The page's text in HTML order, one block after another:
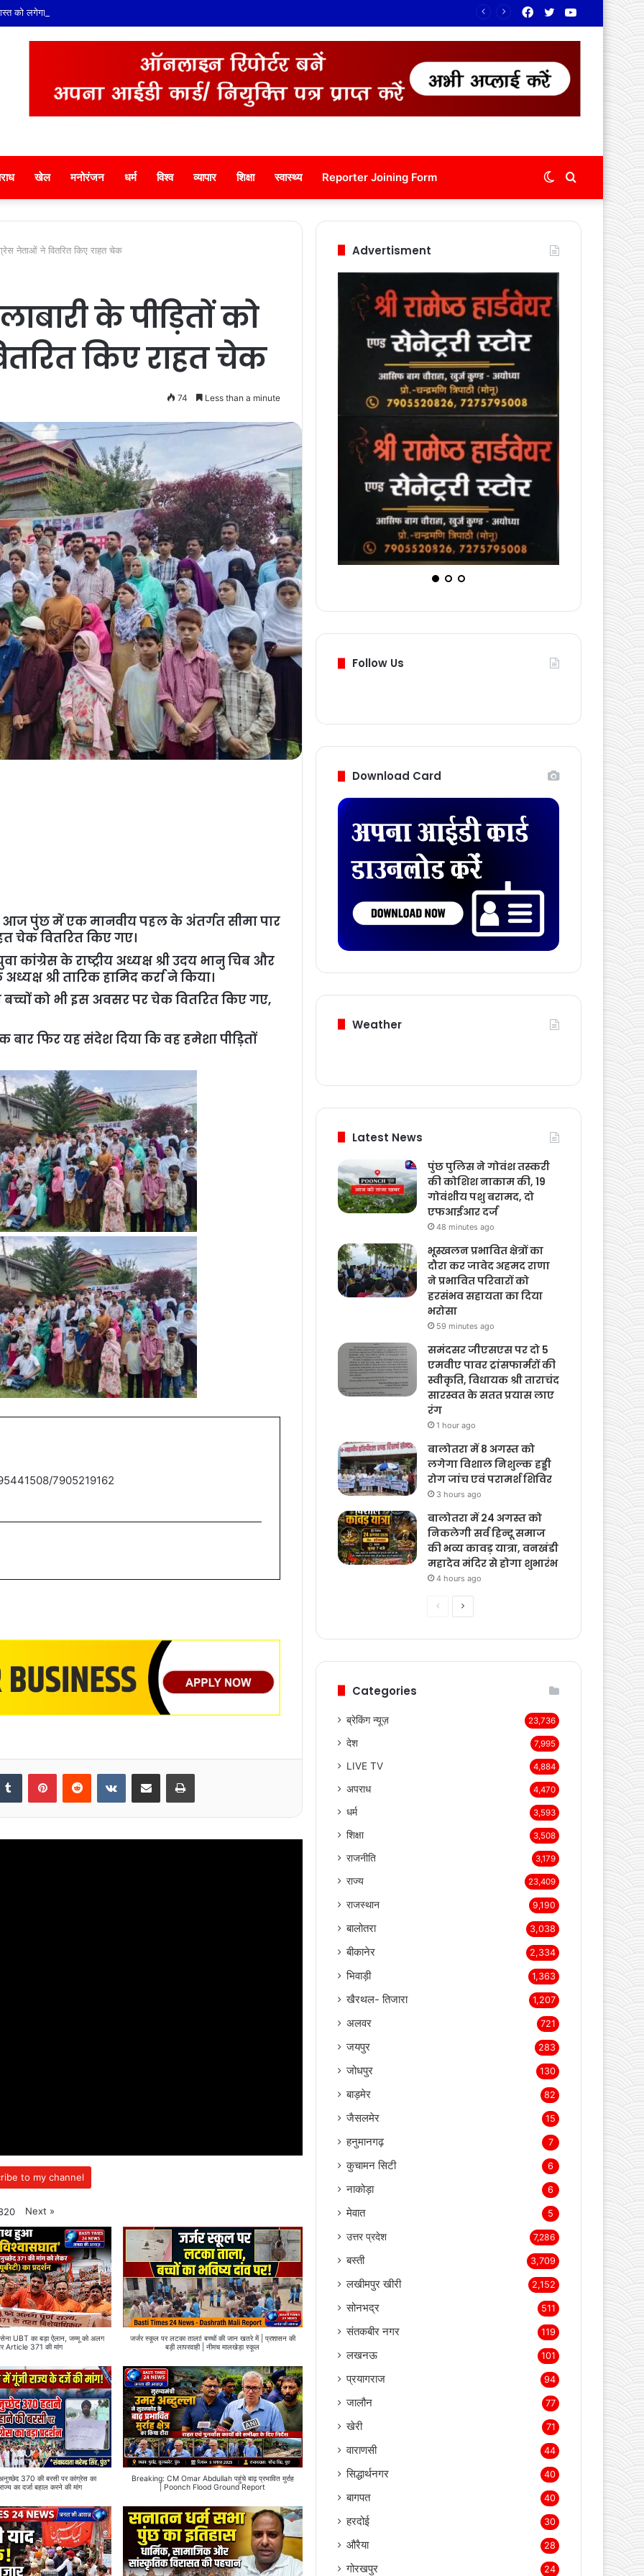
को लगेगा विशाल निशुल्क हड्डी रोग जांच एवं परामर्श शिविर YouTube
Twitter
Facebook
खेल मनोरंजन धर्म विश्व व्यापार शिक्षा स्वास्थ्य Reporter Joining Form Switch
skin
नेताओं ने वितरित किए राहत चेक
के पीड़ितों को
किए राहत चेक
74 Less than a minute
पर आज पुंछ में एक मानवीय पहल के अंतर्गत सीमा पार
चेक वितरित किए गए।
कांग्रेस के राष्ट्रीय अध्यक्ष श्री उदय भानु चिब और
श्री तारिक हामिद कर्रा ने किया।
बच्चों को भी इस अवसर पर चेक वितरित किए गए,
बार फिर यह संदेश दिया कि वह हमेशा पीड़ितों
7905219162
Tumblr PinterestReddit VKontakteShare via Email Print
to my channel
Next »
UBT का बड़ा ऐलान, जम्मू को अलग
Article 371 की मांग
जर्जर स्कूल पर लटका ताला! बच्चों की जान खतरे में | प्रशासन की
बड़ी लापरवाही | नीमच मालखेड़ा स्कूल
370 की बरसी पर कांग्रेस का
का दर्जा बहाल करने की मांग
Breaking: CM Omar Abdullah पहुंचे बाढ़ प्रभावित मुर्राह
| Poonch Flood Ground Report
Advertisment
Follow Us
Download Card
Weather
Latest News
पुंछ पुलिस ने गोवंश तस्करी
की कोशिश नाकाम की, 19
गोवंशीय पशु बरामद, दो
एफआईआर दर्ज
48 minutes ago
भूस्खलन प्रभावित क्षेत्रों का
दौरा कर जावेद अहमद राणा
ने प्रभावित परिवारों को
हरसंभव सहायता का दिया
भरोसा
59 minutes ago
समंदसर जीएसएस पर दो 5
एमवीए पावर ट्रांसफार्मरों की
स्वीकृति, विधायक श्री ताराचंद
सारस्वत के सतत प्रयास लाए
रंग
1 hour ago
बालोतरा में 8 अगस्त को
लगेगा विशाल निशुल्क हड्डी
रोग जांच एवं परामर्श शिविर
3 hours ago
बालोतरा में 24 अगस्त को
निकलेगी सर्व हिन्दू समाज
की भव्य कावड़ यात्रा, वनखंडी
महादेव मंदिर से होगा शुभारंभ
4 hours ago
PreviousNext
Categories
ब्रेकिंग न्यूज़ 23,736
देश 7,995
LIVE TV 4,884
अपराध 4,470
धर्म 3,593
शिक्षा 3,508
राजनीति 3,179
राज्य 23,409
राजस्थान 9,190
बालोतरा 3,038
बीकानेर 2,334
भिवाड़ी 1,363
खैरथल- तिजारा 1,207
अलवर 721
जयपुर 283
जोधपुर 130
बाड़मेर 82
जैसलमेर 15
हनुमानगढ़ 7
कुचामन सिटी 6
नाकोड़ा 6
मेवात 5
उत्तर प्रदेश 7,286
बस्ती 3,709
लखीमपुर खीरी 2,152
सोनभद्र 511
संतकबीर नगर 119
लखनऊ 101
प्रयागराज 94
जालौन 77
खेरी 71
वाराणसी 44
सिद्धार्थनगर 40
बागपत 40
हरदोई 30
औरैया 28
गोरखपुर 24